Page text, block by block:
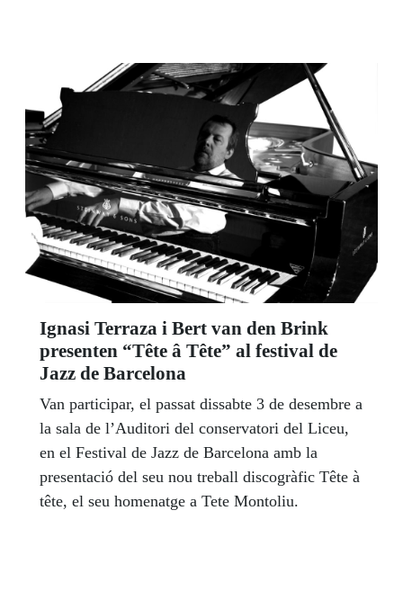
Ignasi Terraza i Bert van den Brink
presenten “Tête â Tête” al festival de
Jazz de Barcelona
Van participar, el passat dissabte 3 de desembre a
la sala de l’Auditori del conservatori del Liceu,
en el Festival de Jazz de Barcelona amb la
presentació del seu nou treball discogràfic Tête à
tête, el seu homenatge a Tete Montoliu.